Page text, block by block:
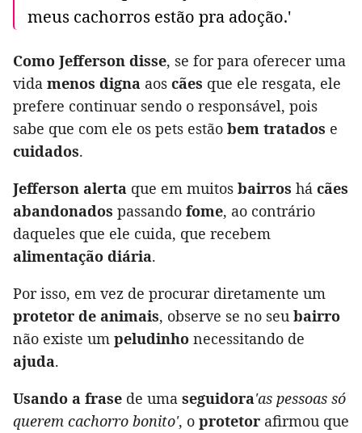
meus cachorros estão pra adoção.'
Como Jefferson disse, se for para oferecer uma
vida menos digna aos cães que ele resgata, ele
prefere continuar sendo o responsável, pois
sabe que com ele os pets estão bem tratados e
cuidados.
Jefferson alerta que em muitos bairros há cães
abandonados passando fome, ao contrário
daqueles que ele cuida, que recebem
alimentação diária.
Por isso, em vez de procurar diretamente um
protetor de animais, observe se no seu bairro
não existe um peludinho necessitando de
ajuda.
Usando a frase de uma seguidora'as pessoas só
querem cachorro bonito', o protetor afirmou que